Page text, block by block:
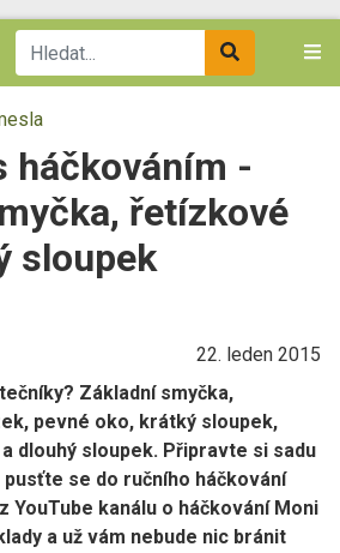
háčkováním -
řetízkové
sloupek
22. leden 2015
Základní smyčka,
pevné oko, krátký sloupek,
dlouhý sloupek. Připravte si sadu
se do ručního háčkování
YouTube kanálu o háčkování Moni
a už vám nebude nic bránit